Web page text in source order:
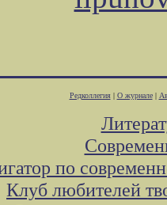
Редколлегия| О журнале|
по
Клуб любителей